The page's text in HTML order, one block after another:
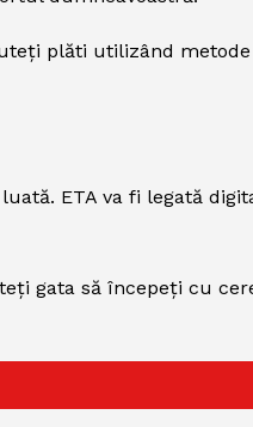
plăti utilizând
ETA va fi legată
gata să începeți cu